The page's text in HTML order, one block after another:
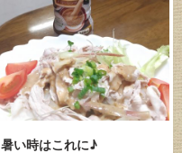
暑い時はこれに♪